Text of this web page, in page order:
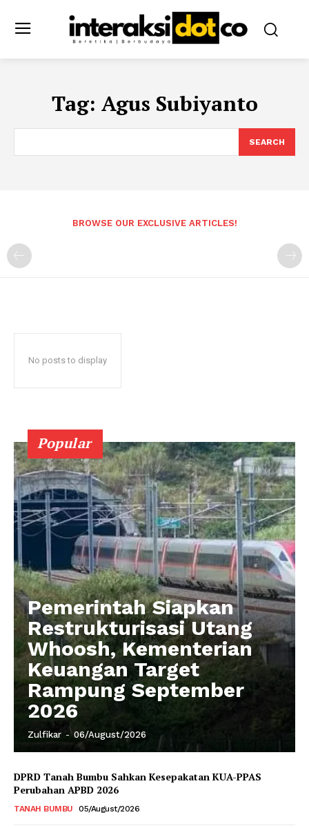
Tag: Agus Subiyanto
SEARCH
BROWSE OUR EXCLUSIVE ARTICLES!
No posts to display
Popular
Pemerintah Siapkan
Restrukturisasi Utang
Whoosh, Kementerian
Keuangan Target
Rampung September
2026
Zulfikar - 06/August/2026
DPRD Tanah Bumbu Sahkan Kesepakatan KUA-PPAS
Perubahan APBD 2026
TANAH BUMBU 05/August/2026